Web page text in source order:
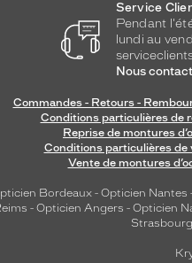
Service
Pendant
lundi au
Nous
Commandes - Retours -
Conditions particulières de
Reprise de montures
Conditions particulières de
Vente de montures
Bordeaux - Opticien Nantes
- Opticien Angers - Opticien
Strasbourg